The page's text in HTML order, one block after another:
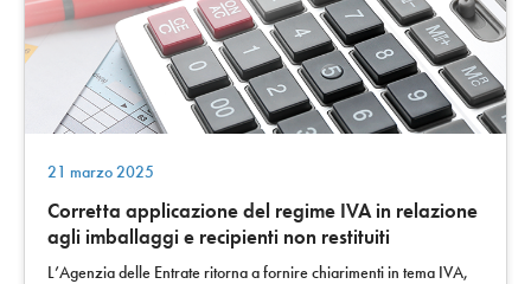
21 marzo 2025
Corretta applicazione del regime IVA in relazione
agli imballaggi e recipienti non restituiti
(returnablese)
L’Agenzia delle Entrate ritorna a fornire chiarimenti in tema IVA,